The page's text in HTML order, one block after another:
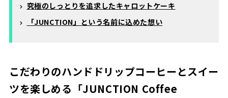
究極のしっとりを追求したキャロットケーキ
「JUNCTION」という名前に込めた想い
こだわりのハンドドリップコーヒーとスイー
ツを楽しめる「JUNCTION Coffee